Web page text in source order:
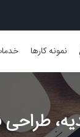
نمونه کارها
طراحی